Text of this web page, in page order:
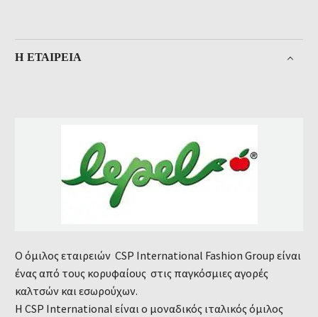
Η ΕΤΑΙΡΕΊΑ
Ο όμιλος εταιρειών CSP International Fashion Group είναι
ένας από τους κορυφαίους στις παγκόσμιες αγορές
καλτσών και εσωρούχων.
Η CSP International είναι ο μοναδικός ιταλικός όμιλος